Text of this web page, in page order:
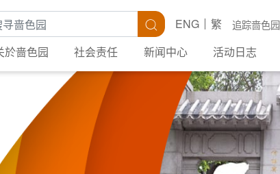
关键字 搜寻 追踪啬色园
ENG
繁
於啬色园
社会责任 新闻中心 活动日志